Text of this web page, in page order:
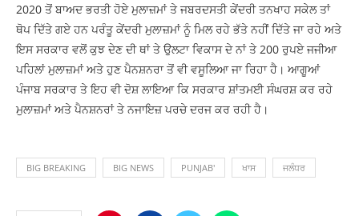
2020 ਤੋਂ ਬਾਅਦ ਭਰਤੀ ਹੋਏ ਮੁਲਾਜ਼ਮਾਂ ਤੇ ਜਬਰਦਸਤੀ ਕੇਂਦਰੀ ਤਨਖਾਹ ਸਕੇਲ ਤਾਂ
ਥੋਪ ਦਿੱਤੇ ਗਏ ਹਨ ਪਰੰਤੂ ਕੇਂਦਰੀ ਮੁਲਾਜ਼ਮਾਂ ਨੂੰ ਮਿਲ ਰਹੇ ਭੱਤੇ ਨਹੀਂ ਦਿੱਤੇ ਜਾ ਰਹੇ ਅਤੇ
ਇਸ ਸਰਕਾਰ ਵਲੋਂ ਕੁਝ ਦੇਣ ਦੀ ਥਾਂ ਤੇ ਉਲਟਾ ਵਿਕਾਸ ਦੇ ਨਾਂ ਤੇ 200 ਰੁਪਏ ਜਜੀਆ
ਪਹਿਲਾਂ ਮੁਲਾਜ਼ਮਾਂ ਅਤੇ ਹੁਣ ਪੈਨਸ਼ਨਰਾ ਤੋਂ ਵੀ ਵਸੂਲਿਆ ਜਾ ਰਿਹਾ ਹੈ। ਆਗੂਆਂ
ਪੰਜਾਬ ਸਰਕਾਰ ਤੇ ਇਹ ਵੀ ਦੋਸ਼ ਲਾਇਆ ਕਿ ਸਰਕਾਰ ਸ਼ਾਂਤਮਈ ਸੰਘਰਸ਼ ਕਰ ਰਹੇ
ਮੁਲਾਜ਼ਮਾਂ ਅਤੇ ਪੈਨਸ਼ਨਰਾਂ ਤੇ ਨਜਾਇਜ਼ ਪਰਚੇ ਦਰਜ ਕਰ ਰਹੀ ਹੈ।
BIG BREAKING BIG NEWS PUNJAB' ਖਾਸ ਜਲੰਧਰ